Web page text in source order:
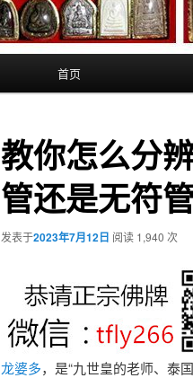
首页
教你怎么分
管还是无符
发表于2023年7月12日 阅读 1,940 次
龙婆多，是“九世皇的老师、泰